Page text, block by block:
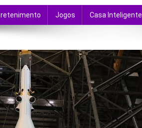
Jogos Casa Inteligente